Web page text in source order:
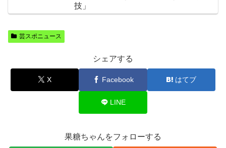
技」
芸スポニュース
シェアする
X Facebook はてブ
LINE
果糖ちゃんをフォローする